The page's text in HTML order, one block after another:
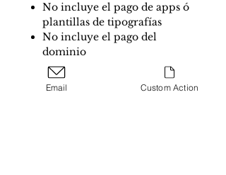
No incluye el pago de apps ó
plantillas de tipografías
No incluye el pago del
dominio
Se necesita tener:
Email Custom Action